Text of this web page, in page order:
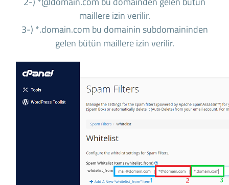
maillere izin verilir.
3-) *.domain.com bu domainin subdomaininden
gelen bütün maillere izin verilir.